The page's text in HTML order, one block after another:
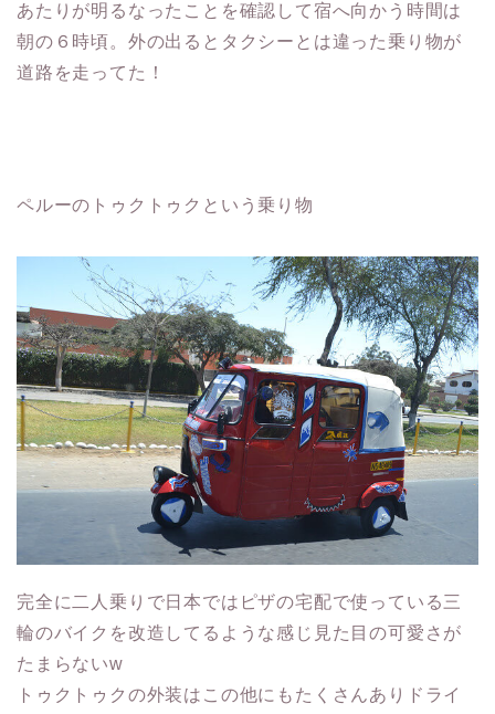
あたりが明るなったことを確認して宿へ向かう時間は
朝の６時頃。外の出るとタクシーとは違った乗り物が
道路を走ってた！
ペルーのトゥクトゥクという乗り物
完全に二人乗りで日本ではピザの宅配で使っている三
輪のバイクを改造してるような感じ見た目の可愛さが
たまらないw
トゥクトゥクの外装はこの他にもたくさんありドライ